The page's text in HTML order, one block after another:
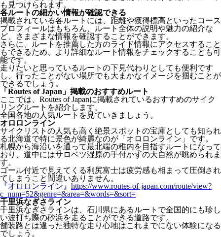
も見つけられます。
各ルートの細かい情報が確認できる
掲載されている各ルートには、距離や獲得標高といったコース
プロフィールはもちろん、ルート全体の説明や魅力の紹介な
ど、さまざまな情報を確認することができます。
さらに、ルートを推薦した方のライド情報にアクセスすること
もできるため、より詳細なルート情報をチェックすることも可
能です。
走りたいと思っているルートの下見代わりとしても便利です
し、行ったことがない場所でも大まかなイメージを掴むことが
できるでしょう。
「Routes of Japan」掲載のおすすめルート
ここでは、Routes of Japanに掲載されているおすすめのサイク
リングルートを紹介します。
全国各地の人気ルートを見ていきましょう。
オロロンライン
サイクリストの人気も高く絶景スポットの宝庫としても知られ
る北海道で特に景色が綺麗なのが「オロロンライン」です。
札幌から海沿いを通って最北端の稚内を目指すルートになって
おり、道中にはサロベツ湿原の手付かずの大自然が眺められま
す。
ゴール付近で見えてくる利尻富士は疲労感も相まって圧倒され
てしまうこと間違いありません。
『オロロンライン』 https://www.routes-of-japan.com/route/view?
c_num=52&genre=&area=&words=&sort=
千里浜なぎさライン
千里浜なぎさラインは、石川県にあるルートで全国的にも珍し
い波打ち際の砂浜を走ることができる道路です。
舗装路とは違った独特な走り心地はこれまでにない体験になる
でしょう。